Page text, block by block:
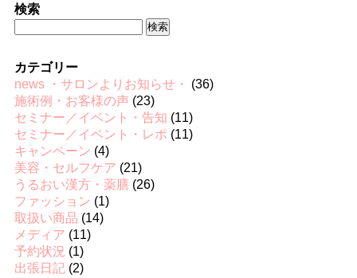
検索
カテゴリー
news ・サロンよりお知らせ・
(36)
施術例・お客様の声(23)
セミナー／イベント・告知 (11)
セミナー／イベント・レポ (11)
キャンペーン (4)
美容・セルフケア (21)
うるおい漢方・薬膳(26)
ファッション (1)
取扱い商品 (14)
メディア (11)
予約状況 (1)
出張日記(2)